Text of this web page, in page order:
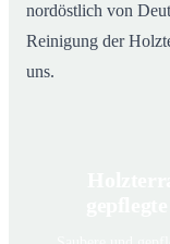
nordöstlich von
Reinigung der
uns.